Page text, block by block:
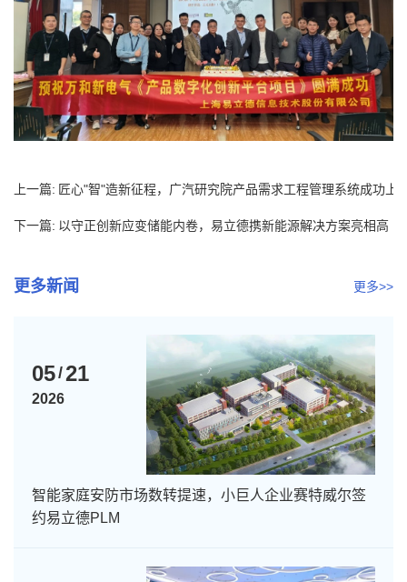
上一篇: 匠心"智"造新征程，广汽研究院产品需求工程管理系统成功上
下一篇: 以守正创新应变储能内卷，易立德携新能源解决方案亮相高
更多新闻 更多>>
05/21
2026
智能家庭安防市场数转提速，小巨人企业赛特威尔签
约易立德PLM